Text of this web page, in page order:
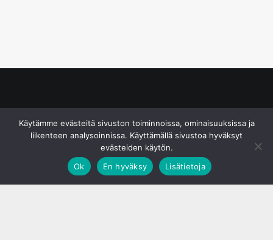
Käytämme evästeitä sivuston toiminnoissa, ominaisuuksissa ja
liikenteen analysoinnissa. Käyttämällä sivustoa hyväksyt
evästeiden käytön.
Ok
En hyväksy Lisätietoja